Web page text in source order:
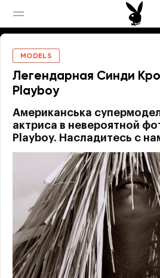
MODELS
Легендарная Синди
Playboy
Американська
актриса в невероятной
Playboy. Насладитесь с